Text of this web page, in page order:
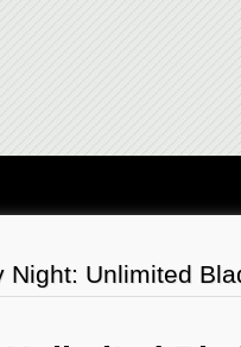
Night: Unlimited